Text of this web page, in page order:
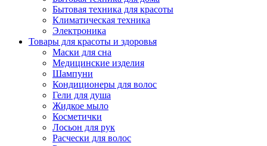
Бытовая техника для красоты
Климатическая техника
Электроника
Товары для красоты и здоровья
Маски для сна
Медицинские изделия
Шампуни
Кондиционеры для волос
Гели для душа
Жидкое мыло
Косметички
Лосьон для рук
Расчески для волос